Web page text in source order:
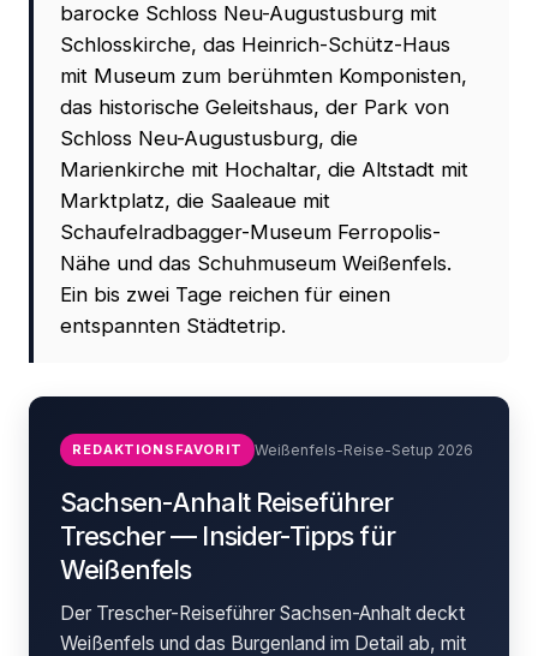
barocke Schloss Neu-Augustusburg mit
Schlosskirche, das Heinrich-Schütz-Haus
mit Museum zum berühmten Komponisten,
das historische Geleitshaus, der Park von
Schloss Neu-Augustusburg, die
Marienkirche mit Hochaltar, die Altstadt mit
Marktplatz, die Saaleaue mit
Schaufelradbagger-Museum Ferropolis-
Nähe und das Schuhmuseum Weißenfels.
Ein bis zwei Tage reichen für einen
entspannten Städtetrip.
REDAKTIONSFAVORIT Weißenfels-Reise-Setup 2026
Sachsen-Anhalt Reiseführer
Trescher — Insider-Tipps für
Weißenfels
Der Trescher-Reiseführer Sachsen-Anhalt deckt
Weißenfels und das Burgenland im Detail ab, mit